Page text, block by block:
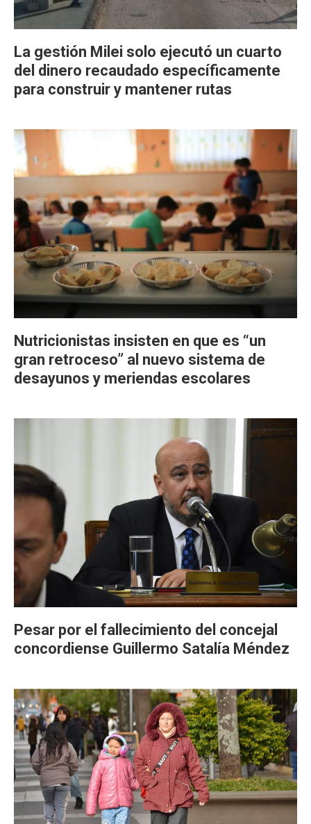
La gestión Milei solo ejecutó un cuarto
del dinero recaudado específicamente
para construir y mantener rutas
Nutricionistas insisten en que es “un
gran retroceso” al nuevo sistema de
desayunos y meriendas escolares
Pesar por el fallecimiento del concejal
concordiense Guillermo Satalía Méndez